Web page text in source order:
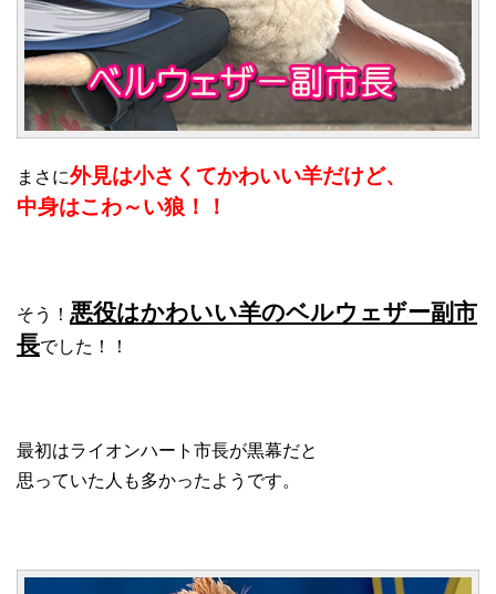
まさに外見は小さくてかわいい羊だけど、
中身はこわ～い狼！！
そう！ 悪役はかわいい羊のベルウェザー副市
長でした！！
最初はライオンハート市長が黒幕だと
思っていた人も多かったようです。